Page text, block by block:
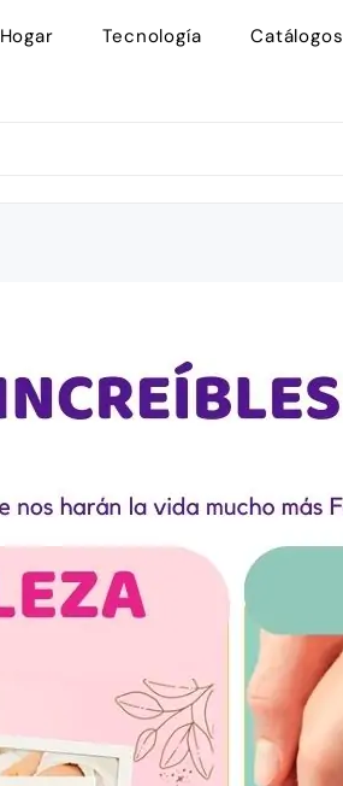
Hogar Tecnología Catálogos